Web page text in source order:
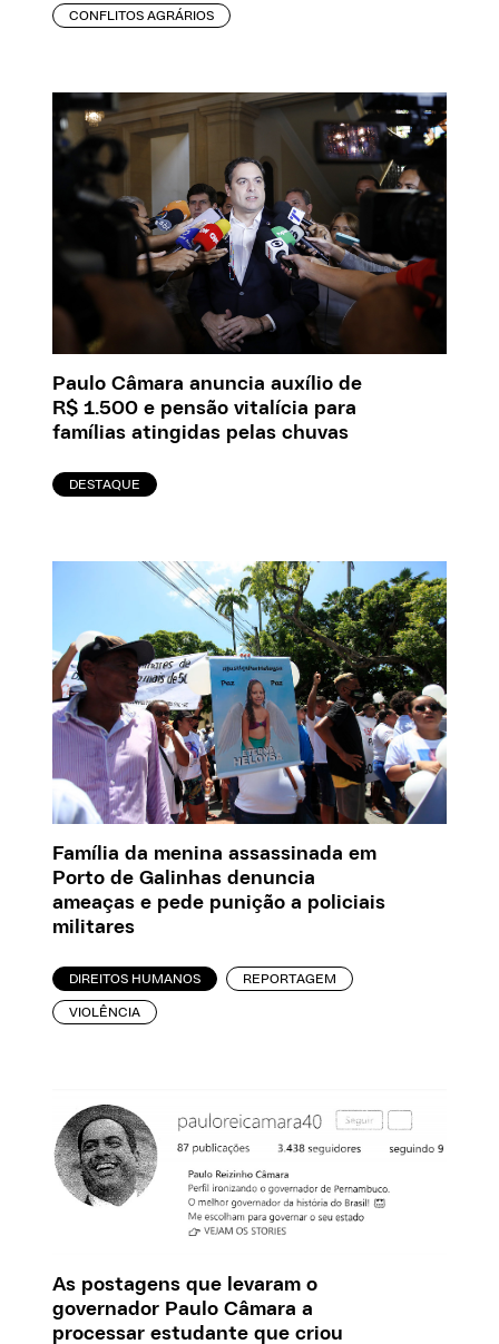
CONFLITOS AGRÁRIOS
Paulo Câmara anuncia auxílio de
R$ 1.500 e pensão vitalícia para
famílias atingidas pelas chuvas
DESTAQUE
Família da menina assassinada em
Porto de Galinhas denuncia
ameaças e pede punição a policiais
militares
DIREITOS HUMANOS REPORTAGEM
VIOLÊNCIA
As postagens que levaram o
governador Paulo Câmara a
processar estudante que criou